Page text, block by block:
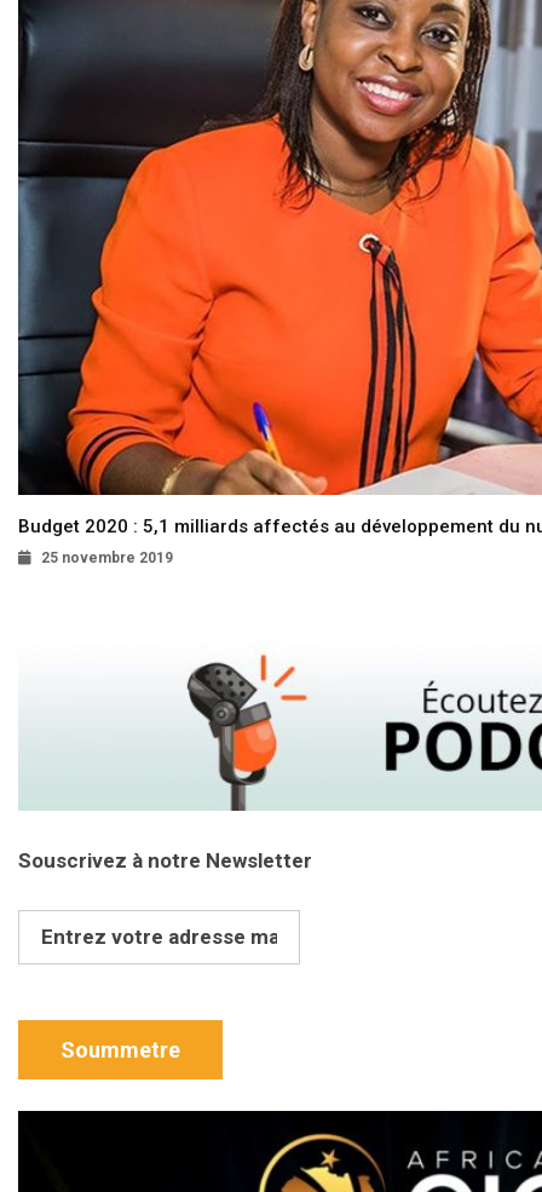
Budget 2020 : 5,1 milliards affectés au développement du
25 novembre 2019
Souscrivez à notre Newsletter